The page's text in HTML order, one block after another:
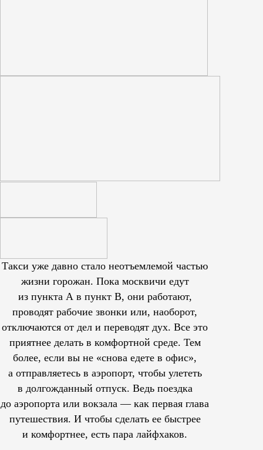
Такси уже давно стало неотъемлемой частью
жизни горожан. Пока москвичи едут
из пункта А в пункт В, они работают,
проводят рабочие звонки или, наоборот,
отключаются от дел и переводят дух. Все это
приятнее делать в комфортной среде. Тем
более, если вы не «снова едете в офис»,
а отправляетесь в аэропорт, чтобы улететь
в долгожданный отпуск. Ведь поездка
до аэропорта или вокзала — как первая глава
путешествия. И чтобы сделать ее быстрее
и комфортнее, есть пара лайфхаков.